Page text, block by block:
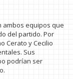
ambos equipos que
del partido. Por
Cerato y Cecilio
Sus
podrían ser